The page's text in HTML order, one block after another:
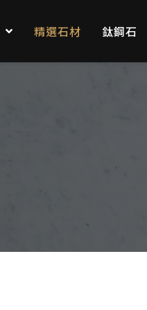
精選石材 鈦鋼石